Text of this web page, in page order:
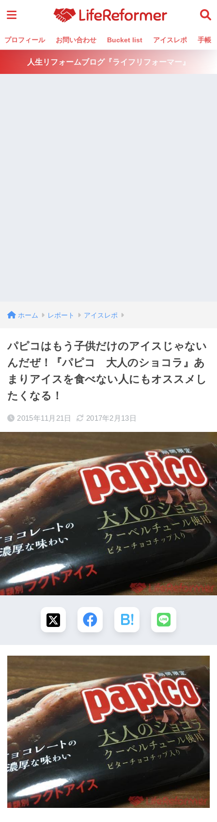
プロフィール お問い合わせ Bucket list アイスレポ 手帳
人生リフォームブログ『ライフリフォーマー』
ホーム レポート アイスレポ
パピコはもう子供だけのアイスじゃない
んだぜ！『パピコ 大人のショコラ』あ
まりアイスを食べない人にもオススメし
たくなる！
2015年11月21日 2017年2月13日